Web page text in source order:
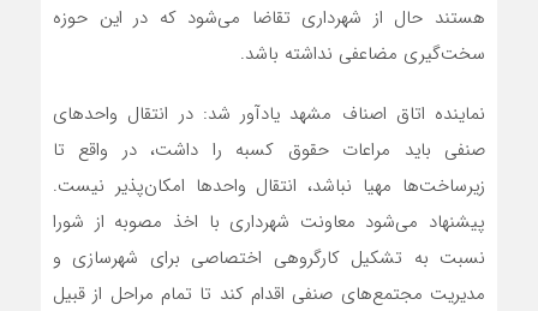
هستند حال از شهرداری تقاضا می‌شود که در این حوزه
سخت‌گیری مضاعفی نداشته باشد.
نماینده اتاق اصناف مشهد یادآور شد: در انتقال واحدهای
صنفی باید مراعات حقوق کسبه را داشت، در واقع تا
زیرساخت‌ها مهیا نباشد، انتقال واحدها امکان‌پذیر نیست.
پیشنهاد می‌شود معاونت شهرداری با اخذ مصوبه از شورا
نسبت به تشکیل کارگروهی اختصاصی برای شهرسازی و
مدیریت مجتمع‌های صنفی اقدام کند تا تمام مراحل از قبیل